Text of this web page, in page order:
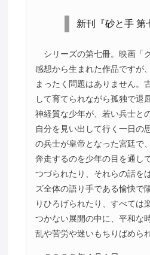
新刊『砂と手 第
シリーズの第七冊。映画「
感想から生まれた作品ですが
まったく問題はありません。
して育てられながら孤独で退
神経質な少年が、若い兵士と
自分を見い出して行く一日の
の兵士が皇帝となった宮廷で
奔走するのを少年の目を通し
つづられたり、それらの話を
ズ全体の語り手である愉快で
りひろげられたり、すべては
つかない展開の中に、平和な
乱や苦労や迷いもちりばめら